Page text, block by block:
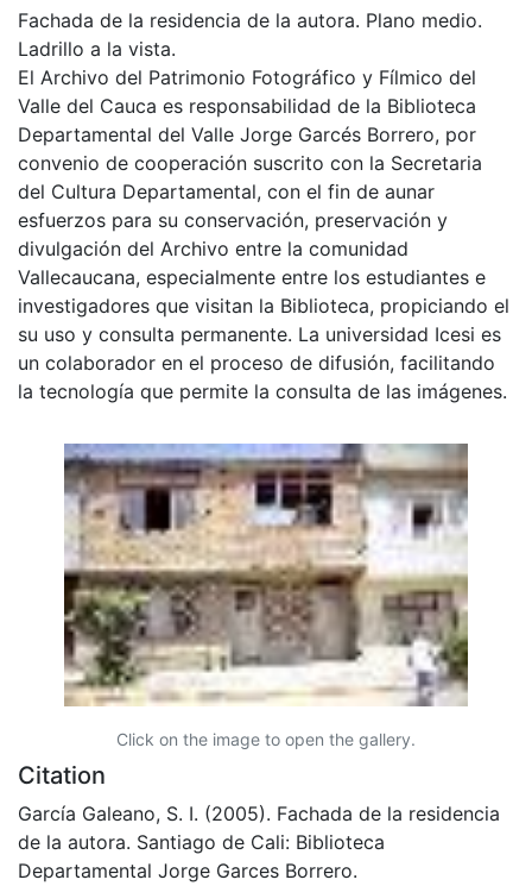
Fachada de la residencia de la autora. Plano medio.
Ladrillo a la vista.
El Archivo del Patrimonio Fotográfico y Fílmico del
Valle del Cauca es responsabilidad de la Biblioteca
Departamental del Valle Jorge Garcés Borrero, por
convenio de cooperación suscrito con la Secretaria
del Cultura Departamental, con el fin de aunar
esfuerzos para su conservación, preservación y
divulgación del Archivo entre la comunidad
Vallecaucana, especialmente entre los estudiantes e
investigadores que visitan la Biblioteca, propiciando el
su uso y consulta permanente. La universidad Icesi es
un colaborador en el proceso de difusión, facilitando
la tecnología que permite la consulta de las imágenes.
Click on the image to open the gallery.
Citation
García Galeano, S. I. (2005). Fachada de la residencia
de la autora. Santiago de Cali: Biblioteca
Departamental Jorge Garces Borrero.